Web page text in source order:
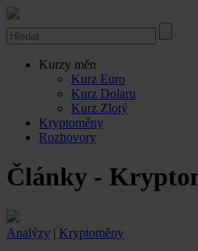
Kurzy měn
Kurz Euro
Kurz Dolaru
Kurz Zlotý
Kryptoměny
Rozhovory
Články -
Analýzy | Kryptoměny